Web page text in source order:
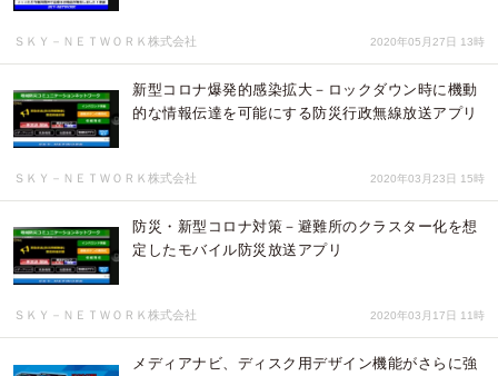
ＳＫＹ－ＮＥＴＷＯＲＫ株式会社 2020年05月27日 13時
新型コロナ爆発的感染拡大－ロックダウン時に機動
的な情報伝達を可能にする防災行政無線放送アプリ
ＳＫＹ－ＮＥＴＷＯＲＫ株式会社 2020年03月23日 15時
防災・新型コロナ対策－避難所のクラスター化を想
定したモバイル防災放送アプリ
ＳＫＹ－ＮＥＴＷＯＲＫ株式会社 2020年03月17日 11時
メディアナビ、ディスク用デザイン機能がさらに強